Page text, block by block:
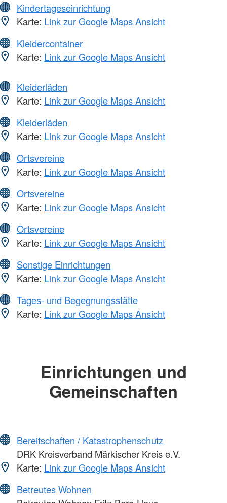
Kindertageseinrichtung
Karte: Link zur Google Maps Ansicht
Kleidercontainer
Karte: Link zur Google Maps Ansicht
Kleiderläden
Karte: Link zur Google Maps Ansicht
Kleiderläden
Karte: Link zur Google Maps Ansicht
Ortsvereine
Karte: Link zur Google Maps Ansicht
Ortsvereine
Karte: Link zur Google Maps Ansicht
Ortsvereine
Karte: Link zur Google Maps Ansicht
Sonstige Einrichtungen
Karte: Link zur Google Maps Ansicht
Tages- und Begegnungsstätte
Karte: Link zur Google Maps Ansicht
Einrichtungen und
Gemeinschaften
Bereitschaften / Katastrophenschutz
DRK Kreisverband Märkischer Kreis e.V.
Karte: Link zur Google Maps Ansicht
Betreutes Wohnen